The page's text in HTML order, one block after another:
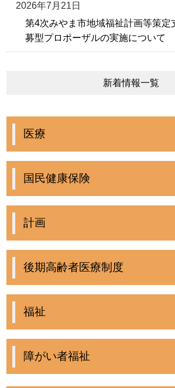
2026年7月21日
第4次みやま市地域福祉計画等策定
募型プロポーザルの実施について
新着情報一覧
医療
国民健康保険
計画
後期高齢者医療制度
福祉
障がい者福祉